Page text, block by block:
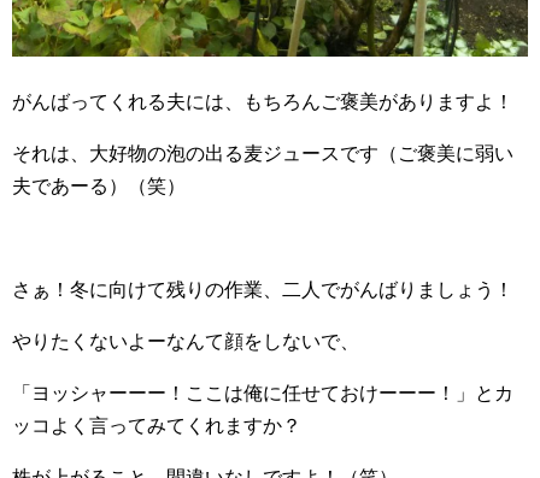
がんばってくれる夫には、もちろんご褒美がありますよ！
それは、大好物の泡の出る麦ジュースです（ご褒美に弱い
夫であーる）（笑）
さぁ！冬に向けて残りの作業、二人でがんばりましょう！
やりたくないよーなんて顔をしないで、
「ヨッシャーーー！ここは俺に任せておけーーー！」とカ
ッコよく言ってみてくれますか？